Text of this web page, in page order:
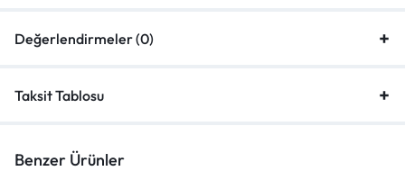
Değerlendirmeler (0)
Taksit Tablosu
Benzer Ürünler